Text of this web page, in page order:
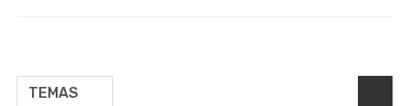
TEMAS